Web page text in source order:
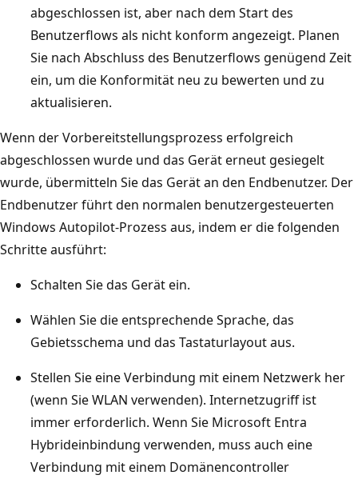
abgeschlossen ist, aber nach dem Start des
Benutzerflows als nicht konform angezeigt. Planen
Sie nach Abschluss des Benutzerflows genügend Zeit
ein, um die Konformität neu zu bewerten und zu
aktualisieren.
Wenn der Vorbereitstellungsprozess erfolgreich
abgeschlossen wurde und das Gerät erneut gesiegelt
wurde, übermitteln Sie das Gerät an den Endbenutzer. Der
Endbenutzer führt den normalen benutzergesteuerten
Windows Autopilot-Prozess aus, indem er die folgenden
Schritte ausführt:
Schalten Sie das Gerät ein.
Wählen Sie die entsprechende Sprache, das
Gebietsschema und das Tastaturlayout aus.
Stellen Sie eine Verbindung mit einem Netzwerk her
(wenn Sie WLAN verwenden). Internetzugriff ist
immer erforderlich. Wenn Sie Microsoft Entra
Hybrideinbindung verwenden, muss auch eine
Verbindung mit einem Domänencontroller